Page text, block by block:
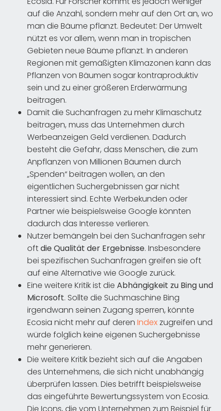
auf die Anzahl, sondern mehr auf den Ort an, wo
man die Bäume pflanzt. Bedeutet: Der Umwelt
nützt es vor allem, wenn man in tropischen
Gebieten neue Bäume pflanzt. In anderen
Regionen mit gemäßigten Klimazonen kann das
Pflanzen von Bäumen sogar kontraproduktiv
sein und zu einer größeren Erderwärmung
beitragen.
Damit die Suchanfragen zu mehr Klimaschutz
beitragen, muss das Unternehmen durch
Werbeanzeigen Geld verdienen. Dadurch
besteht die Gefahr, dass Menschen, die zum
Anpflanzen von Millionen Bäumen durch
„Spenden“ beitragen wollen, an den
eigentlichen Suchergebnissen gar nicht
interessiert sind. Echte Werbekunden oder
Partner wie beispielsweise Google könnten
dadurch das Interesse verlieren.
Nutzer bemängeln bei den Suchanfragen sehr
oftdie Qualität der Ergebnisse. Insbesondere
bei spezifischen Suchanfragen greifen sie oft
auf eine Alternative wie Google zurück.
Eine weitere Kritik ist die Abhängigkeit zu Bing und
Microsoft. Sollte die Suchmaschine Bing
irgendwann seinen Zugang sperren, könnte
Ecosia nicht mehr auf deren Index zugreifen und
würde folglich keine eigenen Suchergebnisse
mehr generieren.
Die weitere Kritik bezieht sich auf die Angaben
des Unternehmens, die sich nicht unabhängig
überprüfen lassen. Dies betrifft beispielsweise
das eingeführte Bewertungssystem von Ecosia.